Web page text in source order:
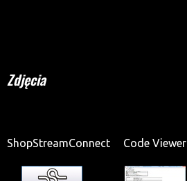
Zdjęcia
ShopStreamConnect Code Viewer